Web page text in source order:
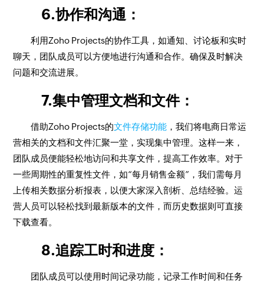
6.协作和沟通：
利用Zoho Projects的协作工具，如通知、讨论板和实时
聊天，团队成员可以方便地进行沟通和合作。确保及时解决
问题和交流进展。
7.集中管理文档和文件：
借助Zoho Projects的文件存储功能 ，我们将电商日常运
营相关的文档和文件汇聚一堂，实现集中管理。这样一来，
团队成员便能轻松地访问和共享文件，提高工作效率。对于
一些周期性的重复性文件，如“每月销售金额”，我们需每月
上传相关数据分析报表，以便大家深入剖析、总结经验。运
营人员可以轻松找到最新版本的文件，而历史数据则可直接
下载查看。
8.追踪工时和进度：
团队成员可以使用时间记录功能，记录工作时间和任务